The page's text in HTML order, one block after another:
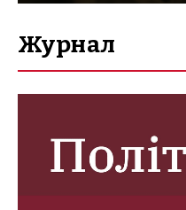
Журнал